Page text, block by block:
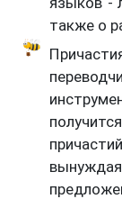
также о